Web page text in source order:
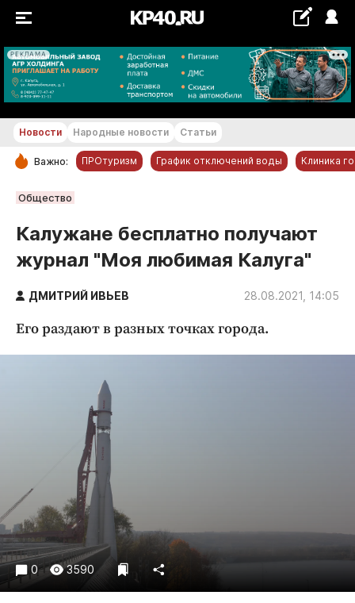
РЕКЛАМА
+23...+24 °С
РУБРИКИ
Новости компаний
Статьи
Народные новости
Благоустройство
Культура
Недвижимость и ЖКХ
Образование
Общество
Погода
Праздники
Происшествия
Спорт
Экономика и бизнес
Новости Народные новости Статьи
Важно: ПРОтуризм График отключений воды Клиника
Общество
Калужане бесплатно получают
журнал "Моя любимая Калуга"
ДМИТРИЙ ИВЬЕВ 28.08.2021, 14:05
Его раздают в разных точках города.
0 3590